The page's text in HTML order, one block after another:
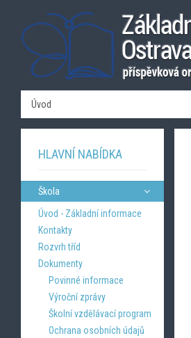
Úvod
HLAVNÍ NABÍDKA
Škola
Úvod - Základní informace
Kontakty
Rozvrh tříd
Dokumenty
Povinné informace
Výroční zprávy
Školní vzdělávací program
Ochrana osobních údajů